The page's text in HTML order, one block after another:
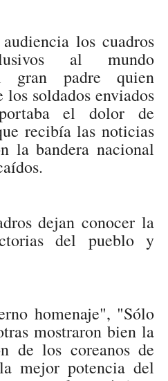
los cuadros
al mundo
gran padre quien
los soldados enviados
el dolor de
recibía las noticias
la bandera nacional
dejan conocer la
del pueblo y
homenaje", "Sólo
mostraron bien la
de los coreanos de
mejor potencia del